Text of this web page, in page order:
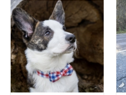
t
i
l
b
i
l
S
a
m